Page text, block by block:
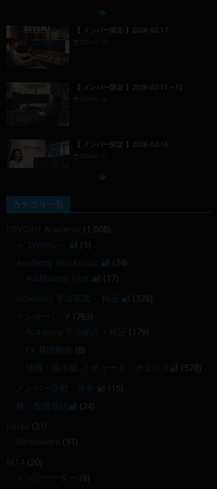
【 メンバー限定 】2026-02-17
【 メンバー限定 】2026-02-11～12
【 メンバー限定 】2026-02-10
／
【 メンバー限定 】2026-03-05～06
カテゴリ一覧
DEVGRU Academy (1,008)
～ SWING ～ 🔐 (1)
Academy Workshop 🔐 (24)
Additional Text 🔐 (17)
Academy 手法実践・ 検証 🔐 (328)
インターン 🔰 (763)
Academy 手法紹介・検証 (179)
FX 基礎動画 (8)
情報・掲示板 ／ チャート・チェック🔐 (578)
メンバー活動・共有 🔐 (15)
株・投資信託🔐 (24)
Forex (31)
Newsweek (31)
MT4(20)
インジケーター (8)